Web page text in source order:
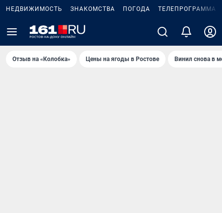
НЕДВИЖИМОСТЬ ЗНАКОМСТВА ПОГОДА ТЕЛЕПРОГРАММА
Отзыв на «Колобка» Цены на ягоды в Ростове Винил снова в